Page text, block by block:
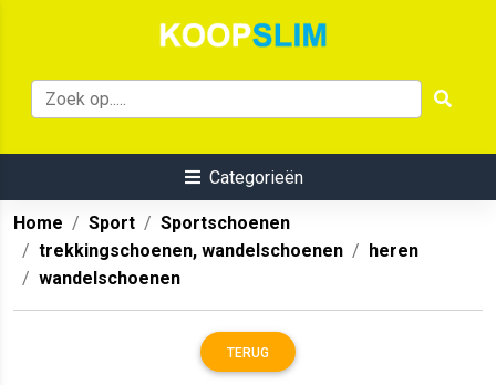
Categorieën
Home Sport
Sportschoenen
trekkingschoenen, wandelschoenen
heren
wandelschoenen
TERUG